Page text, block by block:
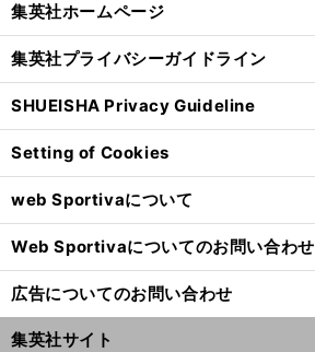
集英社ホームページ
集英社プライバシーガイドライン
SHUEISHA Privacy Guideline
Setting of Cookies
web Sportivaについて
Web Sportivaについてのお問い合わせ
広告についてのお問い合わせ
集英社サイト